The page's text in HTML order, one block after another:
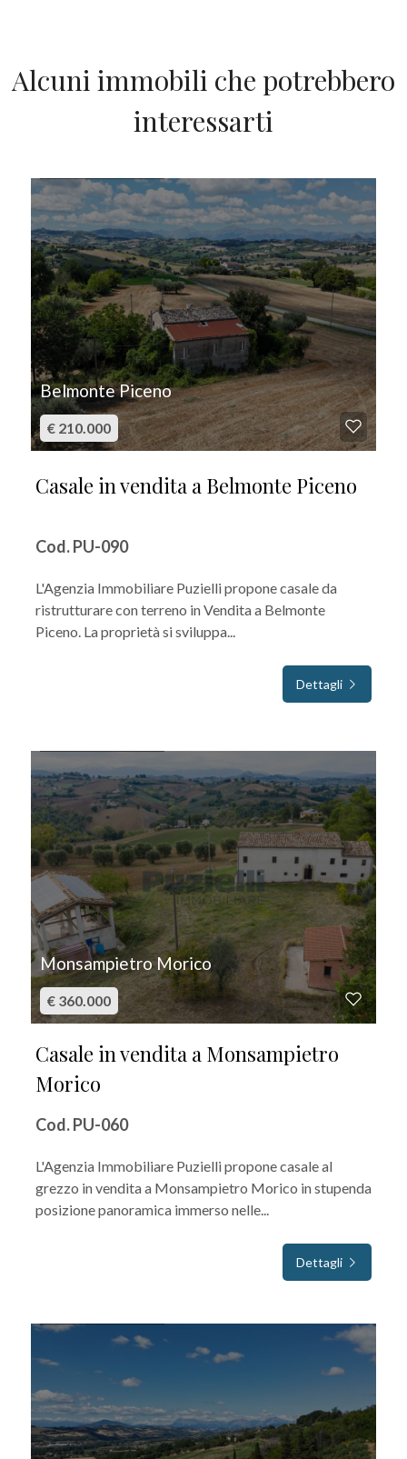
Alcuni immobili che potrebbero
interessarti
Belmonte Piceno
€ 210.000
Casale in vendita a Belmonte Piceno
Cod. PU-090
L'Agenzia Immobiliare Puzielli propone casale da
ristrutturare con terreno in Vendita a Belmonte
Piceno. La proprietà si sviluppa...
Dettagli
Monsampietro Morico
€ 360.000
Casale in vendita a Monsampietro
Morico
Cod. PU-060
L'Agenzia Immobiliare Puzielli propone casale al
grezzo in vendita a Monsampietro Morico in stupenda
posizione panoramica immerso nelle...
Dettagli